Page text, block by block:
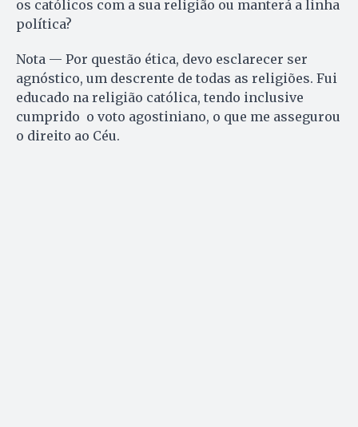
os católicos com a sua religião ou manterá a linha
política?
Nota — Por questão ética, devo esclarecer ser
agnóstico, um descrente de todas as religiões. Fui
educado na religião católica, tendo inclusive
cumprido o voto agostiniano, o que me assegurou
o direito ao Céu.